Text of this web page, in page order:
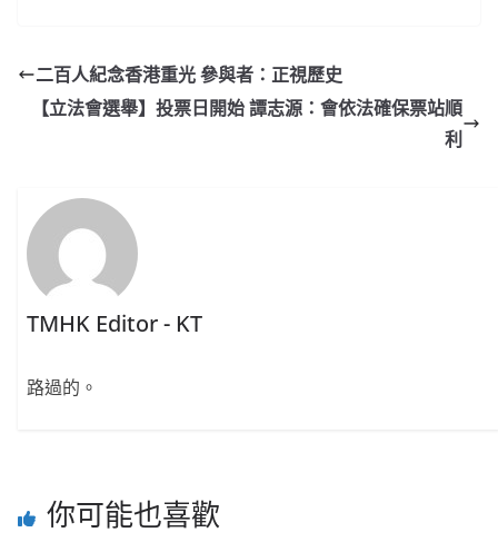
二百人紀念香港重光 參與者：正視歷史
【立法會選舉】投票日開始 譚志源：會依法確保票站順
利
TMHK Editor - KT
路過的。
你可能也喜歡